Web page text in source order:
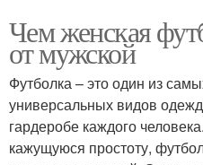
Чем женская
от мужской
Футболка – это один из
универсальных видов
гардеробе каждого
кажущуюся простоту,